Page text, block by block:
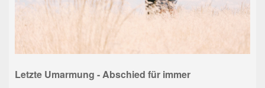
Letzte Umarmung - Abschied für immer